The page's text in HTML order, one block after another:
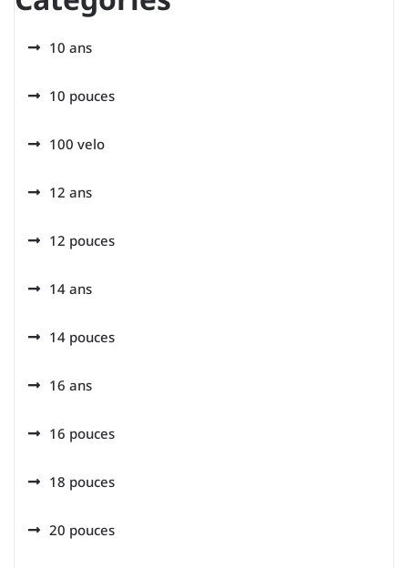
10 ans
10 pouces
100 velo
12 ans
12 pouces
14 ans
14 pouces
16 ans
16 pouces
18 pouces
20 pouces